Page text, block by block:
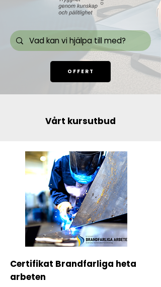
OFFERT
Vårt kursutbud
Certifikat Brandfarliga heta
arbeten